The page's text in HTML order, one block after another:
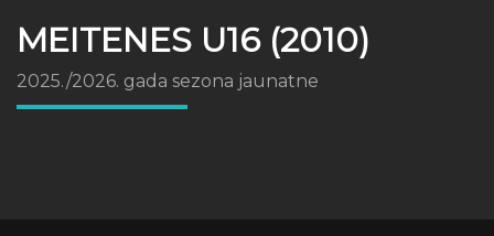
MEITENES U16 (2010)
2025./2026. gada sezona jaunatne